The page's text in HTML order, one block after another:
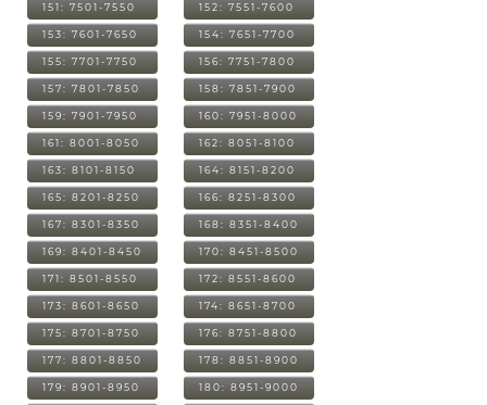
151: 7501-7550 152: 7551-7600
153: 7601-7650 154: 7651-7700
155: 7701-7750 156: 7751-7800
157: 7801-7850 158: 7851-7900
159: 7901-7950 160: 7951-8000
161: 8001-8050 162: 8051-8100
163: 8101-8150 164: 8151-8200
165: 8201-8250 166: 8251-8300
167: 8301-8350 168: 8351-8400
169: 8401-8450 170: 8451-8500
171: 8501-8550 172: 8551-8600
173: 8601-8650 174: 8651-8700
175: 8701-8750 176: 8751-8800
177: 8801-8850 178: 8851-8900
179: 8901-8950 180: 8951-9000